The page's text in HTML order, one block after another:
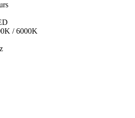
/ 6000K